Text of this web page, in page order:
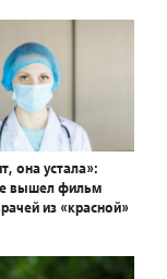
она устала»:
вышел фильм
из «красной»